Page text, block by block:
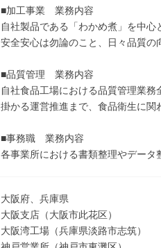
■加工事業 業務内容
自社製品である「わかめ煮」を中
安全安心は勿論のこと、日々品質
■品質管理 業務内容
自社食品工場における品質管理業
掛かる運営推進まで、食品衛生に関
■事務職 業務内容
各事業所における書類整理やデータ
大阪府、兵庫県
大阪支店（大阪市此花区）
大阪湾工場（兵庫県淡路市志筑）